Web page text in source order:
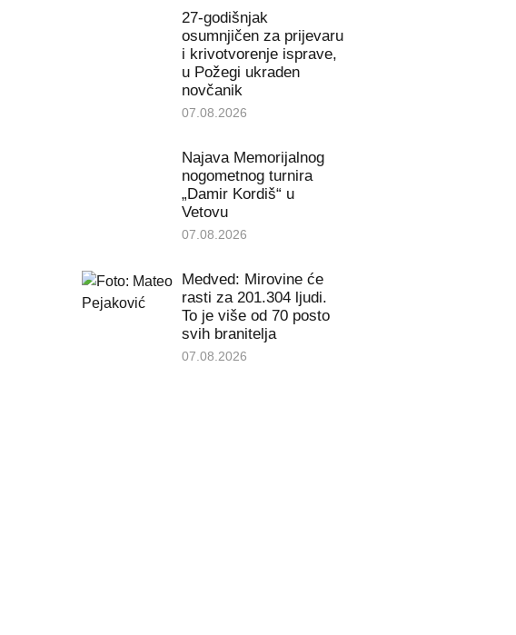
27-godišnjak
osumnjičen za prijevaru
i krivotvorenje isprave,
u Požegi ukraden
novčanik
07.08.2026
Najava Memorijalnog
nogometnog turnira
„Damir Kordiš“ u
Vetovu
07.08.2026
Medved: Mirovine će
rasti za 201.304 ljudi.
To je više od 70 posto
svih branitelja
07.08.2026